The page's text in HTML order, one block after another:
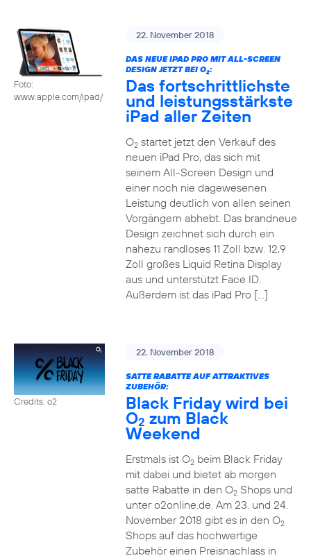
Foto:
www.apple.com/ipad/
22. November 2018
DAS NEUE IPAD PRO MIT ALL-SCREEN
DESIGN JETZT BEI O2:
Das fortschrittlichste
und leistungsstärkste
iPad aller Zeiten
O2startet jetzt den Verkauf des
neuen iPad Pro, das sich mit
seinem All-Screen Design und
einer noch nie dagewesenen
Leistung deutlich von allen seinen
Vorgängern abhebt. Das brandneue
Design zeichnet sich durch ein
nahezu randloses 11 Zoll bzw. 12,9
Zoll großes Liquid Retina Display
aus und unterstützt Face ID.
Außerdem ist das iPad Pro […]
Credits: o2
22. November 2018
SATTE RABATTE AUF ATTRAKTIVES
ZUBEHÖR:
Black Friday wird bei
O2 zum Black
Weekend
Erstmals ist O2beim Black Friday
mit dabei und bietet ab morgen
satte Rabatte in den O2Shops und
unter o2online.de. Am 23. und 24.
November 2018 gibt es in den O2
Shops auf das hochwertige
Zubehör einen Preisnachlass in